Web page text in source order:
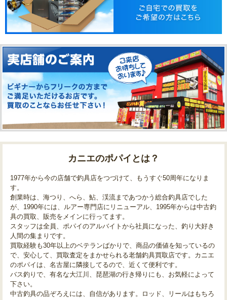
カニエのポパイとは？
1977年から今の店舗で釣具店をつづけて、もうすぐ50周年になりま
す。
創業時は、海つり、へら、鮎、渓流まであつかう総合釣具店でした
が、1990年には、ルアー専門店にリニューアル、1995年からは中古釣
具の買取、販売をメインに行ってます。
スタッフは全員、ポパイのアルバイトから社員になった、釣り大好き
人間の集まりです。
買取経験も30年以上のベテランばかりで、商品の価値を知っているの
で、安心して、買取査定をまかせられる老舗釣具買取店です。カニエ
のポパイは、名古屋に隣接してるので、近くて便利です。
バス釣りで、有名な大江川、琵琶湖の行き帰りにも、お気軽によって
下さい。
中古釣具の品ぞろえには、自信があります。ロッド、リールはもちろ